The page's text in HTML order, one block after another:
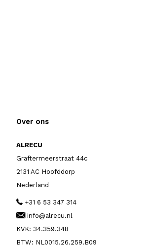
Over ons
ALRECU
Graftermeerstraat 44c
2131 AC Hoofddorp
Nederland
+31 6 53 347 314
info@alrecu.nl
KVK: 34.359.348
BTW: NL0015.26.259.B09